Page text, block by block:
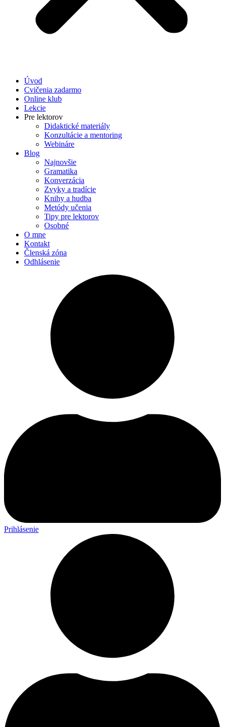
Úvod
Cvičenia zadarmo
Online klub
Lekcie
Pre lektorov
Didaktické materiály
Konzultácie a mentoring
Webináre
Blog
Najnovšie
Gramatika
Konverzácia
Zvyky a tradície
Knihy a hudba
Metódy učenia
Tipy pre lektorov
Osobné
O mne
Kontakt
Členská zóna
Odhlásenie
Prihlásenie